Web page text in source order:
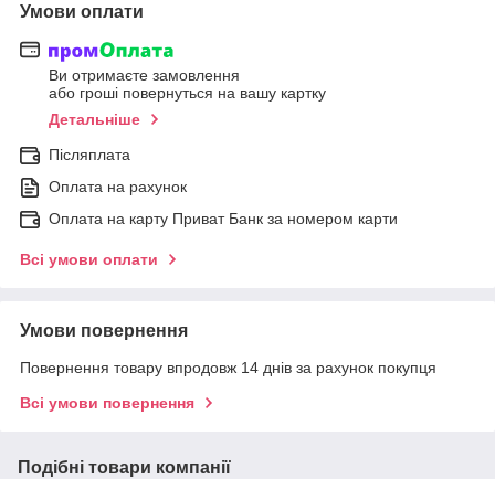
Умови оплати
Ви отримаєте замовлення
або гроші повернуться на вашу картку
Детальніше
Післяплата
Оплата на рахунок
Оплата на карту Приват Банк за номером карти
Всі умови оплати
Умови повернення
Повернення товару впродовж 14 днів за рахунок покупця
Всі умови повернення
Подібні товари компанії